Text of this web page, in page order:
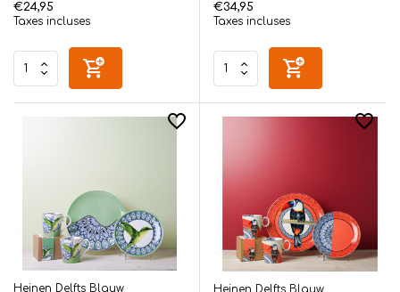
€24,95
Taxes incluses
€34,95
Taxes incluses
Heinen Delfts Blauw Heinen Delfts Blauw